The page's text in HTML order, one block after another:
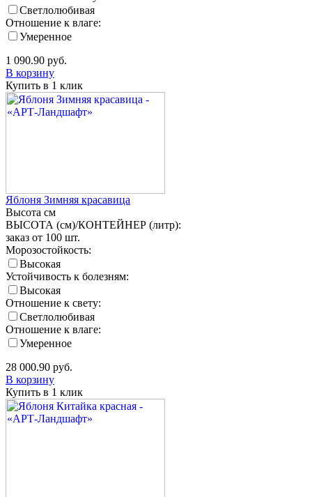
Светлолюбивая
Отношение к влаге:
Умеренное
1 090.90 руб.
В корзину
Купить в 1 клик
Яблоня Зимняя красавица
Высота см
ВЫСОТА (см)/КОНТЕЙНЕР (литр):
заказ от 100 шт.
Морозостойкость:
Высокая
Устойчивость к болезням:
Высокая
Отношение к свету:
Светлолюбивая
Отношение к влаге:
Умеренное
28 000.90 руб.
В корзину
Купить в 1 клик